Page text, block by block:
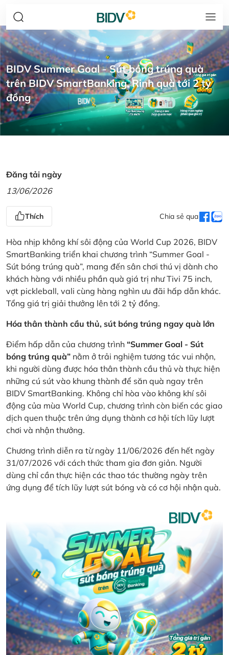
BIDV Summer Goal - Sút bóng trúng quà
trên BIDV SmartBanking, Rinh quà tới 2 tỷ
đồng
Đăng tải ngày
13/06/2026
Thích Chia sẻ qua
Hòa nhịp không khí sôi động của World Cup 2026, BIDV
SmartBanking triển khai chương trình “Summer Goal -
Sút bóng trúng quà”, mang đến sân chơi thú vị dành cho
khách hàng với nhiều phần quà giá trị như Tivi 75 inch,
vợt pickleball, vali cùng hàng nghìn ưu đãi hấp dẫn khác.
Tổng giá trị giải thưởng lên tới 2 tỷ đồng.
Hóa thân thành cầu thủ, sút bóng trúng ngay quà lớn
Điểm hấp dẫn của chương trình “Summer Goal - Sút
bóng trúng quà” nằm ở trải nghiệm tương tác vui nhộn,
khi người dùng được hóa thân thành cầu thủ và thực hiện
những cú sút vào khung thành để săn quà ngay trên
BIDV SmartBanking. Không chỉ hòa vào không khí sôi
động của mùa World Cup, chương trình còn biến các giao
dịch quen thuộc trên ứng dụng thành cơ hội tích lũy lượt
chơi và nhận thưởng.
Chương trình diễn ra từ ngày 11/06/2026 đến hết ngày
31/07/2026 với cách thức tham gia đơn giản. Người
dùng chỉ cần thực hiện các thao tác thường ngày trên
ứng dụng để tích lũy lượt sút bóng và có cơ hội nhận quà.